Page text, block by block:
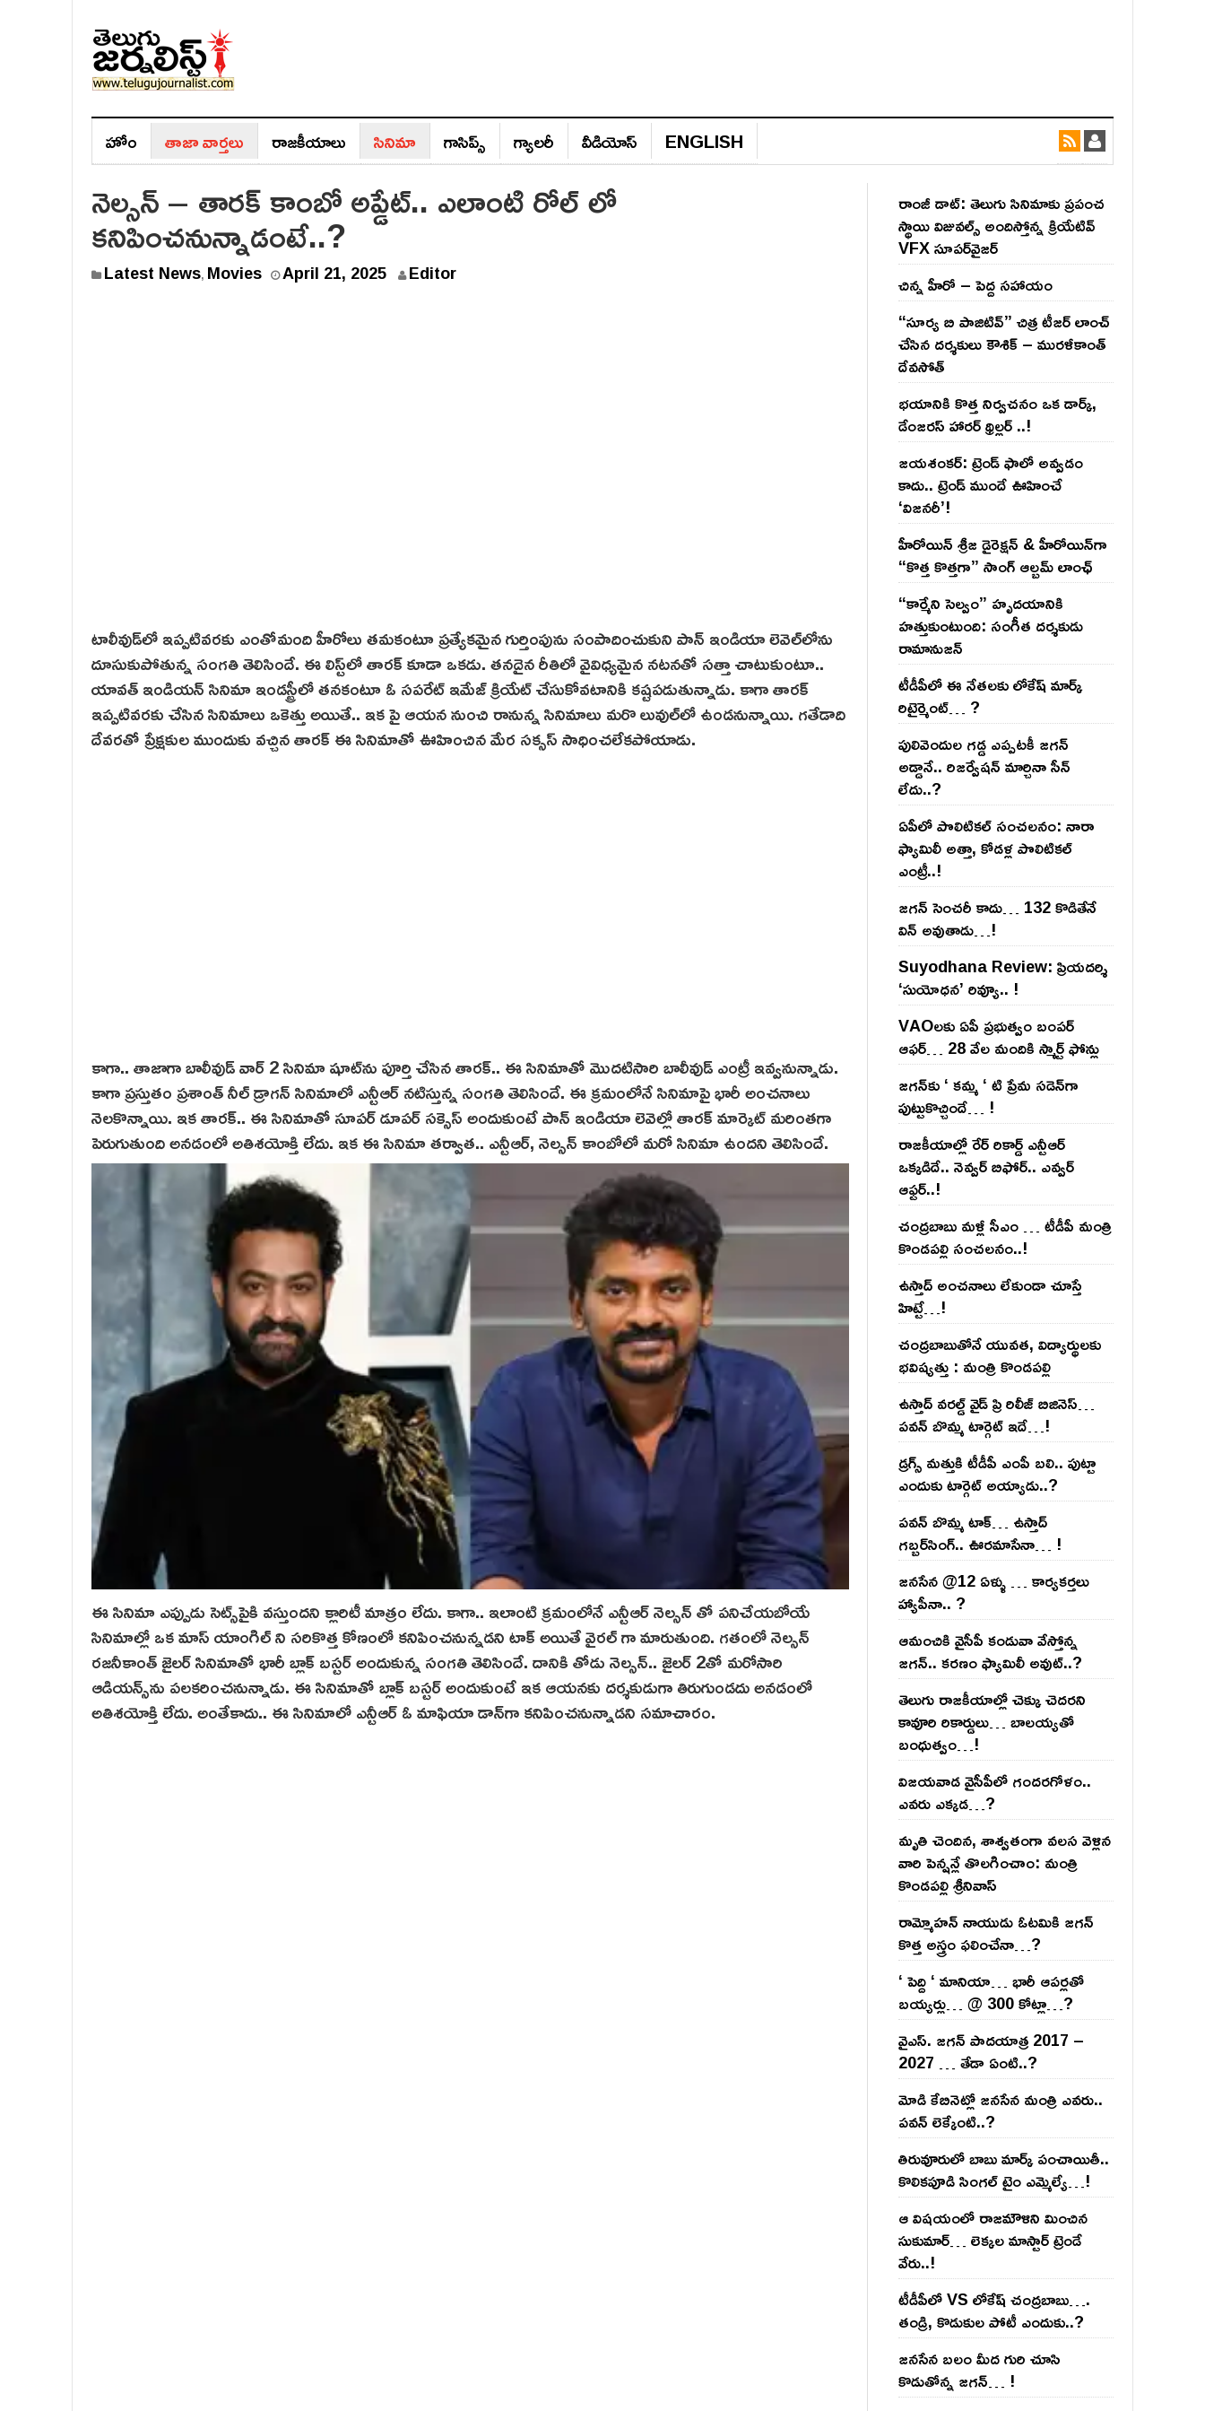
హోం తాజా వార్తలు రాజ‌కీయాలు సినిమా గాసిప్స్‌ గ్యాల‌రీ వీడియోస్‌ ENGLISH
నెల్సన్ – తారక్ కాంబో అప్డేట్.. ఎలాంటి రోల్ లో
కనిపించనున్నాడంటే..?
Latest News, Movies April 21, 2025 Editor
టాలీవుడ్‌లో ఇప్పటివరకు ఎంతోమంది హీరోలు త‌మ‌కంటూ ప్రత్యేకమైన గుర్తింపును సంపాదించుకుని పాన్ ఇండియా లెవెల్‌లోను
దూసుకుపోతున్న సంగ‌తి తెలిసిందే. ఈ లిస్ట్‌లో తార‌క్ కూడా ఒక‌డు. తనదైన రీతిలో వైవిధ్య‌మైన న‌ట‌న‌తో సత్తా చాటుకుంటూ..
యావత్ ఇండియన్ సినిమా ఇండస్ట్రీలో తనకంటూ ఓ స‌ప‌రేట్ ఇమేజ్‌ క్రియేట్ చేసుకోవ‌టానికి క‌ష్ట‌ప‌డుతున్నాడు. కాగా తార‌క్‌
ఇప్పటివరకు చేసిన సినిమాలు ఒకెత్తు అయితే.. ఇక పై ఆయ‌న నుంచి రానున్న‌ సినిమాలు మరొ లువుల్‌లో ఉండ‌నున్నాయి. గతేడాది
దేవరతో ప్రేక్షకుల ముందుకు వచ్చిన తార‌క్ ఈ సినిమాతో ఊహించిన మేర స‌క్స‌స్‌ సాధించలేకపోయాడు.
కాగా.. తాజాగా బాలీవుడ్ వార్ 2 సినిమా షూట్‌ను పూర్తి చేసిన తారక్‌.. ఈ సినిమాతో మొదటిసారి బాలీవుడ్ ఎంట్రీ ఇవ్వనున్నాడు.
కాగా ప్రస్తుతం ప్ర‌శాంత్ నీల్‌ డ్రాగన్ సినిమాలో ఎన్టీఆర్ నటిస్తున్న సంగతి తెలిసిందే. ఈ క్ర‌మంలోనే సినిమాపై భారీ అంచనాలు
నెలకొన్నాయి. ఇక తారక్.. ఈ సినిమాతో సూపర్ డూపర్ సక్సెస్ అందుకుంటే పాన్‌ ఇండియా లెవెల్లో తారక్ మార్కెట్ మరింతగా
పెరుగుతుంది అనడంలో అతిశయోక్తి లేదు. ఇక ఈ సినిమా తర్వాత.. ఎన్టీఆర్, నెల్సన్ కాంబోలో మరో సినిమా ఉందని తెలిసిందే.
ఈ సినిమా ఎప్పుడు సెట్స్‌పైకి వస్తుందని క్లారిటీ మాత్రం లేదు. కాగా.. ఇలాంటి క్రమంలోనే ఎన్టీఆర్ నెల్సన్ తో పనిచేయబోయే
సినిమాల్లో ఒక మాస్ యాంగిల్ ని సరికొత్త కోణంలో కనిపించనున్నడని టాక్ అయితే వైరల్ గా మారుతుంది. గతంలో నెల్సన్
రజనీకాంత్ జైలర్ సినిమాతో భారీ బ్లాక్ బ‌స్టర్ అందుకున్న సంగతి తెలిసిందే. దానికి తోడు నెల్సన్.. జైలర్ 2తో మరోసారి
ఆడియన్స్‌ను పలకరించనున్నాడు. ఈ సినిమాతో బ్లాక్ బస్టర్ అందుకుంటే ఇక ఆయనకు దర్శకుడుగా తిరుగుండదు అనడంలో
అతిశయోక్తి లేదు. అంతేకాదు.. ఈ సినిమాలో ఎన్టీఆర్ ఓ మాఫియా డాన్‌గా కనిపించనున్నాడని సమాచారం.
రాంజీ డాట్: తెలుగు సినిమాకు ప్రపంచ
స్థాయి విజువల్స్ అందిస్తోన్న క్రియేటివ్
VFX సూపర్‌వైజర్
చిన్న హీరో – పెద్ద సహాయం
“సూర్య బి పాజిటివ్” చిత్ర టీజర్ లాంచ్
చేసిన‌ దర్శకులు కౌశిక్ – మురళీకాంత్
దేవసోత్
భయానికి కొత్త నిర్వచనం ఒక డార్క్,
డేంజరస్ హారర్ థ్రిల్లర్ ..!
జయశంకర్: ట్రెండ్‌ ఫాలో అవ్వడం
కాదు.. ట్రెండ్‌ ముందే ఊహించే
‘విజనరీ’!
హీరోయిన్ శ్రీజ డైరెక్ష‌న్ & హీరోయిన్‌గా
“కొత్త కొత్తగా” సాంగ్ ఆల్బమ్ లాంఛ్
“కార్మేని సెల్వం” హృదయానికి
హత్తుకుంటుంది: సంగీత దర్శకుడు
రామానుజన్
టీడీపీలో ఈ నేత‌ల‌కు లోకేష్ మార్క్
రిటైర్మెంట్‌… ?
పులివెందుల గ‌డ్డ ఎప్ప‌ట‌కీ జ‌గ‌న్
అడ్డానే.. రిజ‌ర్వేష‌న్ మార్చినా సీన్
లేదు..?
ఏపీలో పొలిటిక‌ల్ సంచ‌ల‌నం: నారా
ఫ్యామిలీ అత్తా, కోడ‌ళ్ల పొలిటికల్
ఎంట్రీ..!
జ‌గ‌న్ సెంచ‌రీ కాదు… 132 కొడితేనే
విన్ అవుతాడు…!
Suyodhana Review: ప్రియదర్శి
‘సుయోధన’ రివ్యూ.. !
VAOల‌కు ఏపీ ప్ర‌భుత్వం బంప‌ర్
ఆఫ‌ర్‌… 28 వేల మందికి స్మార్ట్ ఫోన్లు
జ‌గ‌న్‌కు ‘ క‌మ్మ ‘ టి ప్రేమ స‌డెన్‌గా
పుట్టుకొచ్చిందే… !
రాజ‌కీయాల్లో రేర్ రికార్డ్ ఎన్టీఆర్
ఒక్క‌డిదే.. నెవ్వ‌ర్ బిఫోర్‌.. ఎవ్వ‌ర్
ఆఫ్ట‌ర్‌..!
చంద్ర‌బాబు మ‌ళ్లీ సీఎం … టీడీపీ మంత్రి
కొండ‌ప‌ల్లి సంచ‌ల‌నం..!
ఉస్తాద్ అంచ‌నాలు లేకుండా చూస్తే
హిట్టే…!
చంద్ర‌బాబుతోనే యువ‌త‌, విద్యార్థుల‌కు
భ‌విష్య‌త్తు : మంత్రి కొండ‌ప‌ల్లి
ఉస్తాద్ వ‌ర‌ల్డ్ వైడ్ ప్రి రిలీజ్ బిజినెస్‌…
ప‌వ‌న్ బొమ్మ టార్గెట్ ఇదే…!
డ్రగ్స్ మత్తుకి టీడీపీ ఎంపీ బలి.. పుట్టా
ఎందుకు టార్గెట్ అయ్యాడు..?
ప‌వ‌న్ బొమ్మ టాక్‌… ఉస్తాద్
గ‌బ్బ‌ర్‌సింగ్‌.. ఊర‌మాసేనా… !
జనసేన @12 ఏళ్ళు … కార్యకర్తలు
హ్యాపీనా.. ?
ఆమంచికి వైసీపీ కండువా వేస్తోన్న
జ‌గ‌న్‌.. క‌ర‌ణం ఫ్యామిలీ అవుట్‌..?
తెలుగు రాజ‌కీయాల్లో చెక్కు చెద‌ర‌ని
కావూరి రికార్డులు… బాల‌య్యతో
బంధుత్వం…!
విజ‌య‌వాడ వైసీపీలో గంద‌ర‌గోళం..
ఎవ‌రు ఎక్క‌డ‌…?
మృతి చెందిన, శాశ్వతంగా వలస వెళ్లిన
వారి పెన్ష‌న్లే తొల‌గించాం: మంత్రి
కొండపల్లి శ్రీనివాస్
రామ్మోహ‌న్ నాయుడు ఓట‌మికి జ‌గ‌న్
కొత్త అస్త్రం ఫ‌లించేనా…?
‘ పెద్ది ‘ మానియా… భారీ ఆప‌ర్ల‌తో
బ‌య్య‌ర్లు… @ 300 కోట్లా…?
వైఎస్‌. జ‌గ‌న్ పాద‌యాత్ర 2017 –
2027 … తేడా ఏంటి..?
మోడి కేబినెట్లో జ‌నసేన మంత్రి ఎవ‌రు..
ప‌వ‌న్ లెక్కేంటి..?
తిరువూరులో బాబు మార్క్ పంచాయితీ..
కొలిక‌పూడి సింగ‌ల్ టైం ఎమ్మెల్యే…!
ఆ విష‌యంలో రాజ‌మౌళిని మించిన
సుకుమార్‌… లెక్క‌ల మాస్టార్ ట్రెండే
వేరు..!
టీడీపీలో VS లోకేష్ చంద్ర‌బాబు….
తండ్రి, కొడుకుల పోటీ ఎందుకు..?
జ‌న‌సేన బ‌లం మీద గురి చూసి
కొడుతోన్న జ‌గ‌న్‌… !